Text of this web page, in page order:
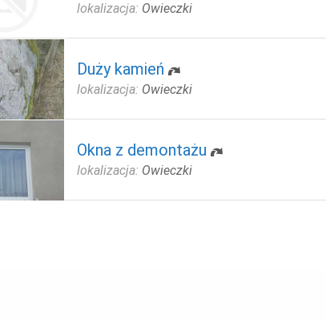
lokalizacja: Owieczki
Duży kamień
lokalizacja: Owieczki
Okna z demontażu
lokalizacja: Owieczki